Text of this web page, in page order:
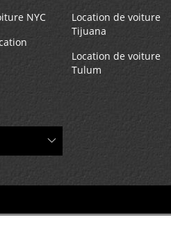
NYC
Location de voiture
Tijuana
Location de voiture
Tulum